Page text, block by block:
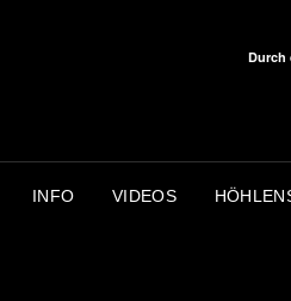
INFO VIDEOS
Durch